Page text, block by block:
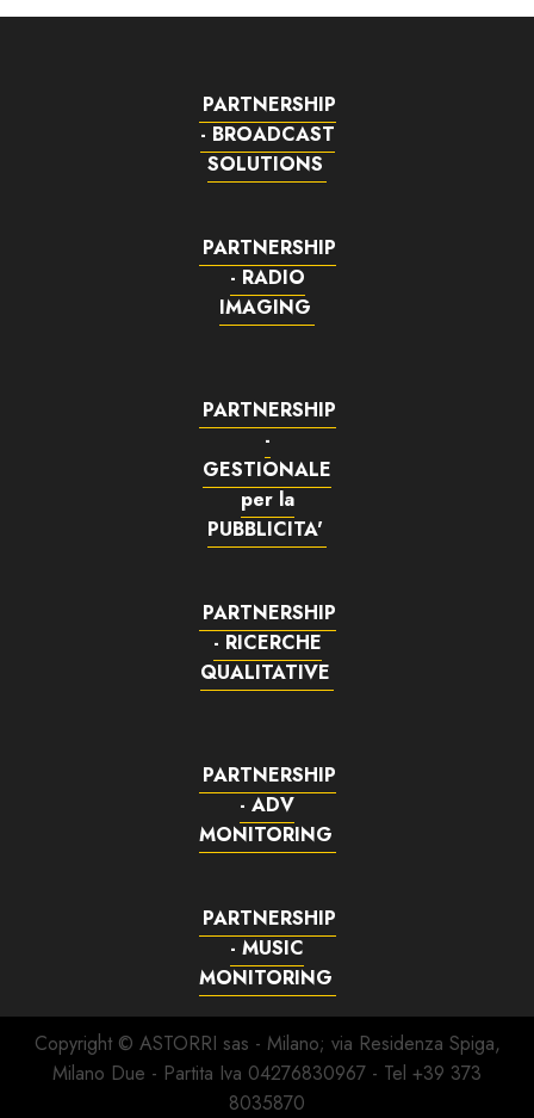
PARTNERSHIP
- BROADCAST
SOLUTIONS
PARTNERSHIP
- RADIO
IMAGING
PARTNERSHIP
-
GESTIONALE
per la
PUBBLICITA'
PARTNERSHIP
- RICERCHE
QUALITATIVE
PARTNERSHIP
- ADV
MONITORING
PARTNERSHIP
- MUSIC
MONITORING
Copyright © ASTORRI sas - Milano; via Residenza Spiga,
Milano Due - Partita Iva 04276830967 - Tel +39 373
8035870